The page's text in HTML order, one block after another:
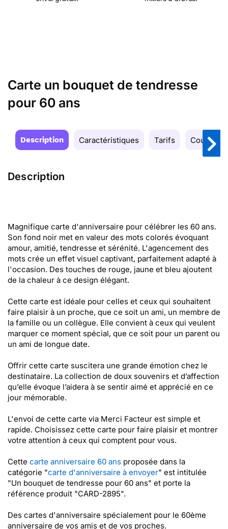
Carte un bouquet de tendresse
pour 60 ans
Description Caractéristiques Tarifs Couleurs
Description
Magnifique carte d'anniversaire pour célébrer les 60 ans.
Son fond noir met en valeur des mots colorés évoquant
amour, amitié, tendresse et sérénité. L'agencement des
mots crée un effet visuel captivant, parfaitement adapté à
l'occasion. Des touches de rouge, jaune et bleu ajoutent
de la chaleur à ce design élégant.
Cette carte est idéale pour celles et ceux qui souhaitent
faire plaisir à un proche, que ce soit un ami, un membre de
la famille ou un collègue. Elle convient à ceux qui veulent
marquer ce moment spécial, que ce soit pour un parent ou
un ami de longue date.
Offrir cette carte suscitera une grande émotion chez le
destinataire. La collection de doux souvenirs et d’affection
qu’elle évoque l’aidera à se sentir aimé et apprécié en ce
jour mémorable.
L'envoi de cette carte via Merci Facteur est simple et
rapide. Choisissez cette carte pour faire plaisir et montrer
votre attention à ceux qui comptent pour vous.
Cette carte anniversaire 60 ans proposée dans la
catégorie "carte d'anniversaire à envoyer" est intitulée
"Un bouquet de tendresse pour 60 ans" et porte la
référence produit "CARD-2895".
Des cartes d'anniversaire spécialement pour le 60ème
anniversaire de vos amis et de vos proches.